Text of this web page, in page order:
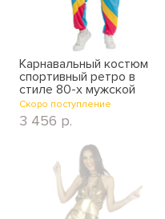
Карнавальный костюм
спортивный ретро в
стиле 80-х мужской
Скоро поступление
3 456 р.